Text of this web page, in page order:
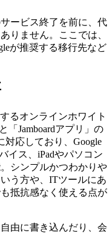
サービス終了を前に、代
りません。ここでは、
が推奨する移行先など
るオンラインホワイト
「Jamboardアプリ」の
対応しており、Google
イス、iPadやパソコン
シンプルかつわかりや
う方や、ITツールにあ
抵抗感なく使える点が
由に書き込んだり、会